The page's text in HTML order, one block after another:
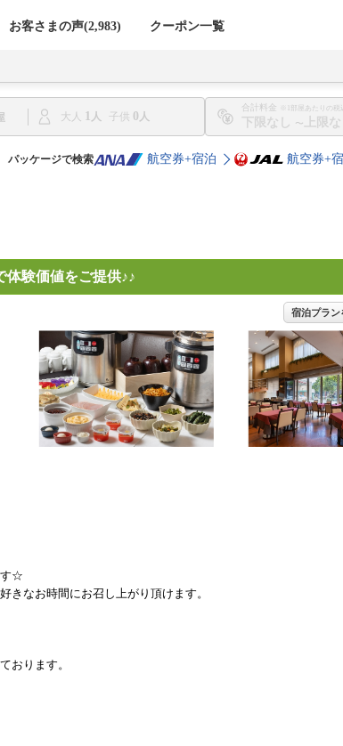
お客さまの声(2,983) クーポン一覧
大人 1 子供 0
合計料金 ※1部屋あたりの税
〜
パッケージで検索 航空券+宿泊 航空券+
験価値をご提供♪♪
宿泊プラン
す☆
きなお時間にお召し上がり頂けます。
おります。